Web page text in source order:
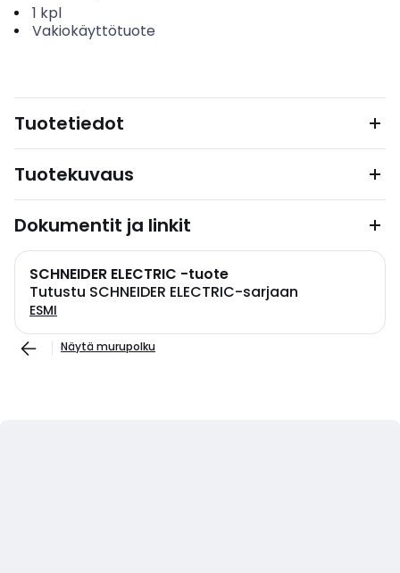
1 kpl
Vakiokäyttötuote
Tuotetiedot
Tuotekuvaus
Dokumentit ja linkit
SCHNEIDER ELECTRIC -tuote
Tutustu SCHNEIDER ELECTRIC-sarjaan
ESMI
Näytä murupolku